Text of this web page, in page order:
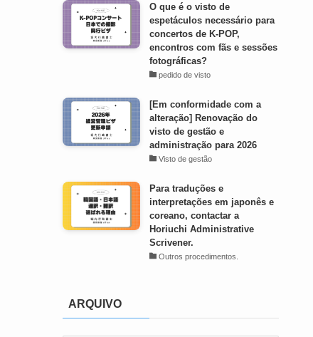
O que é o visto de
espetáculos necessário para
concertos de K-POP,
encontros com fãs e sessões
fotográficas?
pedido de visto
[Em conformidade com a
alteração] Renovação do
visto de gestão e
administração para 2026
Visto de gestão
Para traduções e
interpretações em japonês e
coreano, contactar a
Horiuchi Administrative
Scrivener.
Outros procedimentos.
ARQUIVO